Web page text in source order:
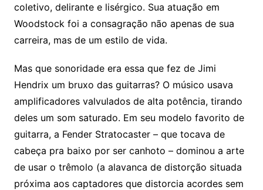
coletivo, delirante e lisérgico. Sua atuação em
Woodstock foi a consagração não apenas de sua
carreira, mas de um estilo de vida.
Mas que sonoridade era essa que fez de Jimi
Hendrix um bruxo das guitarras? O músico usava
amplificadores valvulados de alta potência, tirando
deles um som saturado. Em seu modelo favorito de
guitarra, a Fender Stratocaster – que tocava de
cabeça pra baixo por ser canhoto – dominou a arte
de usar o trêmolo (a alavanca de distorção situada
próxima aos captadores que distorcia acordes sem